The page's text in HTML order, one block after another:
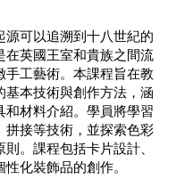
源可以追溯到十八世紀的
在英國王室和貴族之間流
手工藝術。本課程旨在教
基本技術與創作方法，涵
和材料介紹。學員將學習
拼接等技術，並探索色彩
。課程包括卡片設計、
化裝飾品的創作。